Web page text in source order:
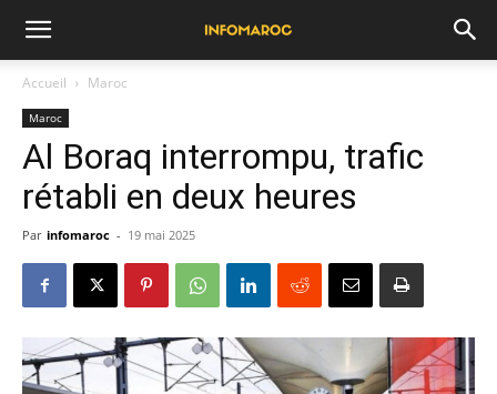
Accueil Maroc
Maroc
Al Boraq interrompu, trafic
rétabli en deux heures
Par infomaroc - 19 mai 2025